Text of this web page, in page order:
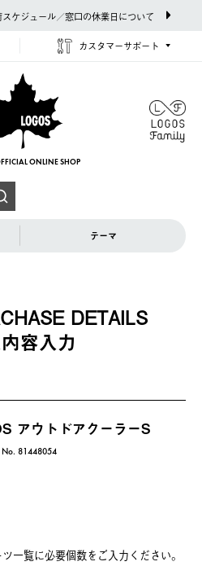
ケジュール／窓口の休業日について
カスタマーサポート
ONLINE SHOP
テーマ
DETAILS
容⼊⼒
アウトドアクーラーS
No. 81448054
一覧に必要個数をご⼊⼒ください。